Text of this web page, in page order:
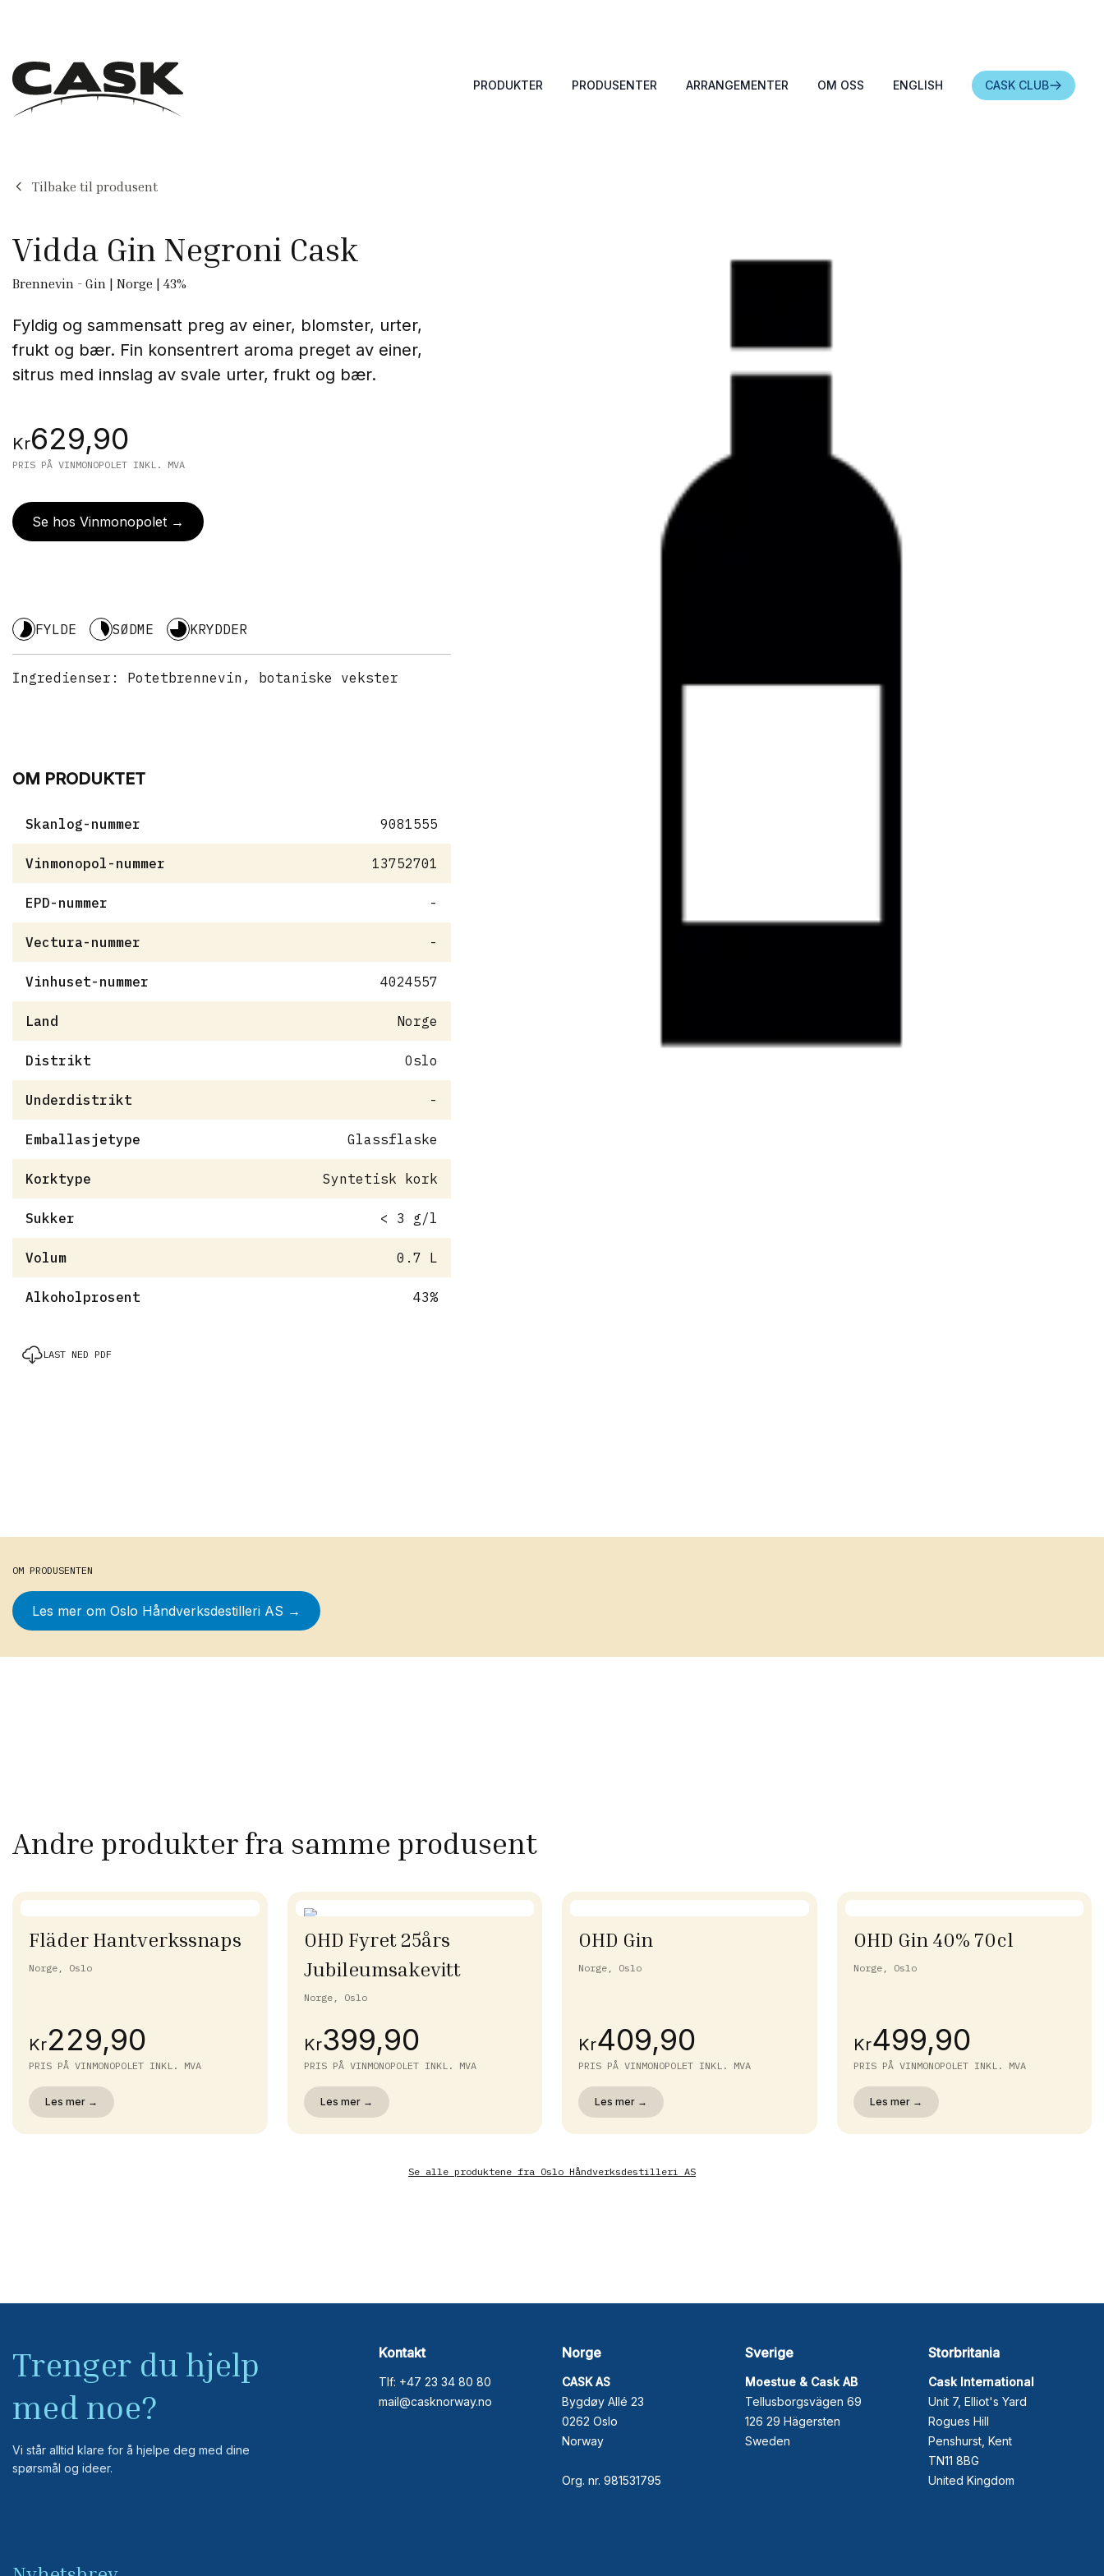
PRODUKTER PRODUSENTER ARRANGEMENTER OM OSS ENGLISH CASK CLUB
Tilbake til produsent
Vidda Gin Negroni Cask
Brennevin - Gin | Norge | 43%
Fyldig og sammensatt preg av einer, blomster, urter,
frukt og bær. Fin konsentrert aroma preget av einer,
sitrus med innslag av svale urter, frukt og bær.
Kr629,90
PRIS PÅ VINMONOPOLET INKL. MVA
Se hos Vinmonopolet →
FYLDE SØDME KRYDDER
Ingredienser: Potetbrennevin, botaniske vekster
OM PRODUKTET
Skanlog-nummer 9081555
Vinmonopol-nummer 13752701
EPD-nummer -
Vectura-nummer -
Vinhuset-nummer 4024557
Land Norge
Distrikt Oslo
Underdistrikt -
Emballasjetype Glassflaske
Korktype Syntetisk kork
Sukker < 3 g/l
Volum 0.7 L
Alkoholprosent 43%
LAST NED PDF
OM PRODUSENTEN
Les mer om Oslo Håndverksdestilleri AS →
Andre produkter fra samme produsent
Fläder Hantverkssnaps
Norge, Oslo
Kr229,90
PRIS PÅ VINMONOPOLET INKL. MVA
Les mer →
OHD Fyret 25års
Jubileumsakevitt
Norge, Oslo
Kr399,90
PRIS PÅ VINMONOPOLET INKL. MVA
Les mer →
OHD Gin
Norge, Oslo
Kr409,90
PRIS PÅ VINMONOPOLET INKL. MVA
Les mer →
OHD Gin 40% 70cl
Norge, Oslo
Kr499,90
PRIS PÅ VINMONOPOLET INKL. MVA
Les mer →
Se alle produktene fra Oslo Håndverksdestilleri AS
Trenger du hjelp
med noe?
Vi står alltid klare for å hjelpe deg med dine
spørsmål og ideer.
Kontakt
Tlf: +47 23 34 80 80
mail@casknorway.no
Norge
CASK AS
Bygdøy Allé 23
0262 Oslo
Norway
Org. nr. 981531795
Sverige
Moestue & Cask AB
Tellusborgsvägen 69
126 29 Hägersten
Sweden
Storbritania
Cask International
Unit 7, Elliot's Yard
Rogues Hill
Penshurst, Kent
TN11 8BG
United Kingdom